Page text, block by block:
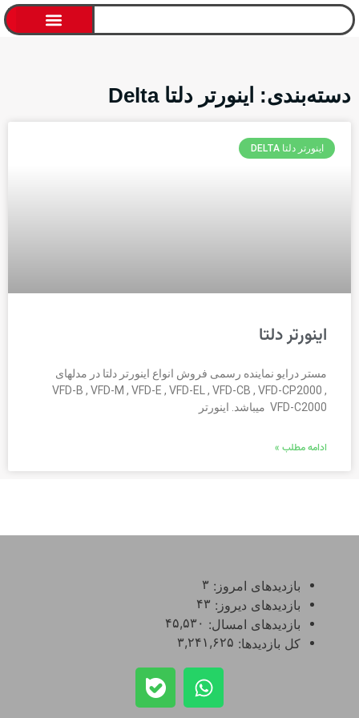
دسته‌بندی: اینورتر دلتا Delta
اینورتر دلتا DELTA
اینورتر دلتا
مستر درایو نماینده رسمی فروش انواع اینورتر دلتا در مدلهای
VFD-B , VFD-M , VFD-E , VFD-EL , VFD-CB , VFD-CP2000 ,
VFD-C2000 میباشد. اینورتر
ادامه مطلب »
بازدیدهای امروز: ۳
بازدیدهای دیروز: ۴۳
بازدیدهای امسال: ۴۵,۵۳۰
کل بازدیدها: ۳,۲۴۱,۶۲۵